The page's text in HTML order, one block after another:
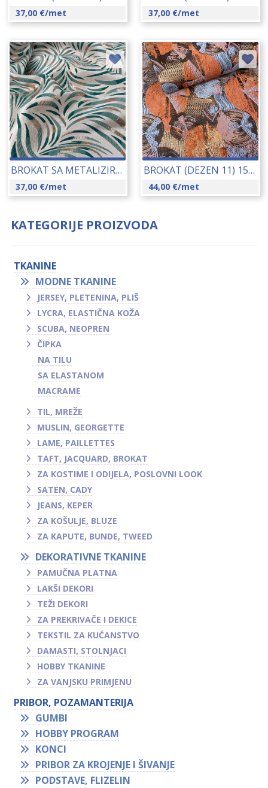
37,00 €/met 37,00 €/met
BROKAT SA METALIZIRANIM NITIMA 145 CM 23145-11852-942
37,00 €/met
BROKAT (DEZEN 11) 150 CM 23146
44,00 €/met
KATEGORIJE PROIZVODA
TKANINE
MODNE TKANINE
JERSEY, PLETENINA, PLIŠ
LYCRA, ELASTIČNA KOŽA
SCUBA, NEOPREN
ČIPKA
NA TILU
SA ELASTANOM
MACRAME
TIL, MREŽE
MUSLIN, GEORGETTE
LAME, PAILLETTES
TAFT, JACQUARD, BROKAT
ZA KOSTIME I ODIJELA, POSLOVNI LOOK
SATEN, CADY
JEANS, KEPER
ZA KOŠULJE, BLUZE
ZA KAPUTE, BUNDE, TWEED
DEKORATIVNE TKANINE
PAMUČNA PLATNA
LAKŠI DEKORI
TEŽI DEKORI
ZA PREKRIVAČE I DEKICE
TEKSTIL ZA KUĆANSTVO
DAMASTI, STOLNJACI
HOBBY TKANINE
ZA VANJSKU PRIMJENU
PRIBOR, POZAMANTERIJA
GUMBI
HOBBY PROGRAM
KONCI
PRIBOR ZA KROJENJE I ŠIVANJE
PODSTAVE, FLIZELIN